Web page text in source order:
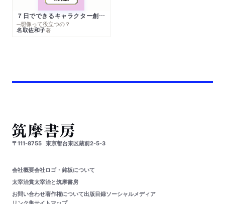
７日でできるキャラクター創作入門
─想像って役立つの？
名取佐和子著
〒111-8755 東京都台東区蔵前2-5-3
会社概要会社ロゴ・銘板について
太宰治賞太宰治と筑摩書房
お問い合わせ著作権について出版目録ソーシャルメディア